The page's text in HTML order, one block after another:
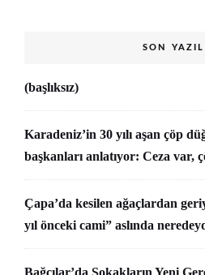
SON
(başlıksız)
Karadeniz’in 30 yılı aşan çöp
başkanları anlatıyor: Ceza var,
Çapa’da kesilen ağaçlardan
yıl önceki cami” aslında
Bağcılar’da Sokakların Yeni